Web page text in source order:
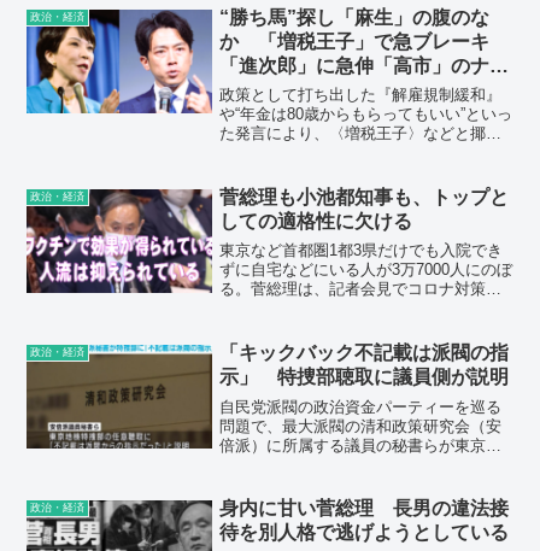
政治・経済
“勝ち馬”探し「麻生」の腹のな
か 「増税王子」で急ブレーキ
「進次郎」に急伸「高市」のナ
ゼ 迷走「自民総裁選」の舞台裏
政策として打ち出した『解雇規制緩和』
や“年金は80歳からもらってもいい”といっ
た発言により、〈増税王子〉などと揶揄
いる“古い自民党”のまんま』といった批判
的な声は消えず、
政治・経済
菅総理も小池都知事も、トップと
しての適格性に欠ける
東京など首都圏1都3県だけでも入院でき
ずに自宅などにいる人が3万7000人にのぼ
る。菅総理は、記者会見でコロナ対策の
流が抑えられているとか、誤ったメッセ
ージを発信。それでは国民は危機感を共
有できないのは当たり前。他方、1日の新
規感染者が4000人を超す東京の小池知事
は自分ファーストで都民ラースト。菅総
理も小池知事もトップとしても適格性を
政治・経済
「キックバック不記載は派閥の指
示」 特捜部聴取に議員側が説明
自民党派閥の政治資金パーティーを巡る
問題で、最大派閥の清和政策研究会（安
倍派）に所属する議員の秘書らが東京地
のは派閥からの指示だった」などと証言
していることが判明した。
政治・経済
身内に甘い菅総理 長男の違法接
待を別人格で逃げようとしている